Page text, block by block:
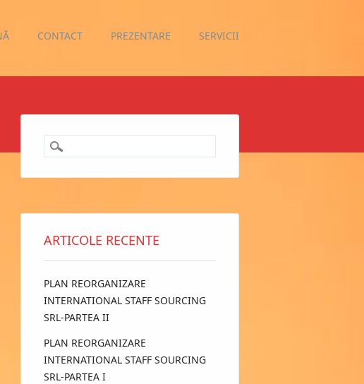
CONTACT PREZENTARE SERVICII
ARTICOLE RECENTE
PLAN REORGANIZARE
INTERNATIONAL STAFF SOURCING
SRL-PARTEA II
PLAN REORGANIZARE
INTERNATIONAL STAFF SOURCING
SRL-PARTEA I